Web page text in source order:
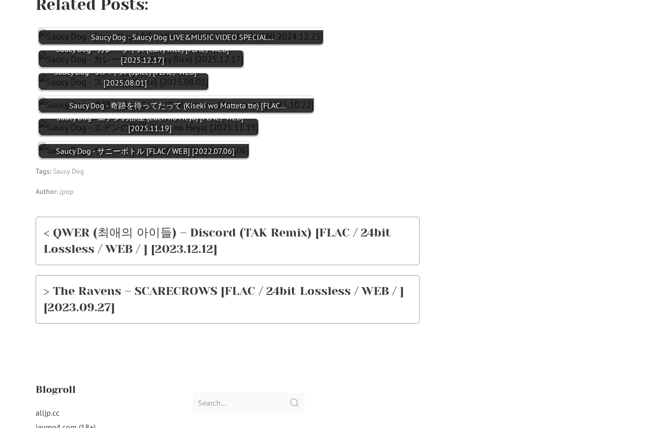
Related Posts:
Saucy Dog - Saucy Dog LIVE&MUSIC VIDEO SPECIAL…
Saucy Dog - カレーライス (Curry Rice) [FLAC / WEB]
[2025.12.17]
Saucy Dog - スパイス (Spice) [FLAC / WEB]
[2025.08.01]
Saucy Dog - 奇跡を待ってたって (Kiseki wo Matteta tte) [FLAC…
Saucy Dog - エデンの部屋 (Eden no Heya) [FLAC / WEB]
[2025.11.19]
Saucy Dog - サニーボトル [FLAC / WEB] [2022.07.06]
Tags: Saucy Dog
Author: jpop
< QWER (최애의 아이들) – Discord (TAK Remix) [FLAC / 24bit
Lossless / WEB / ] [2023.12.12]
> The Ravens – SCARECROWS [FLAC / 24bit Lossless / WEB / ]
[2023.09.27]
Blogroll
alljp.cc
Search